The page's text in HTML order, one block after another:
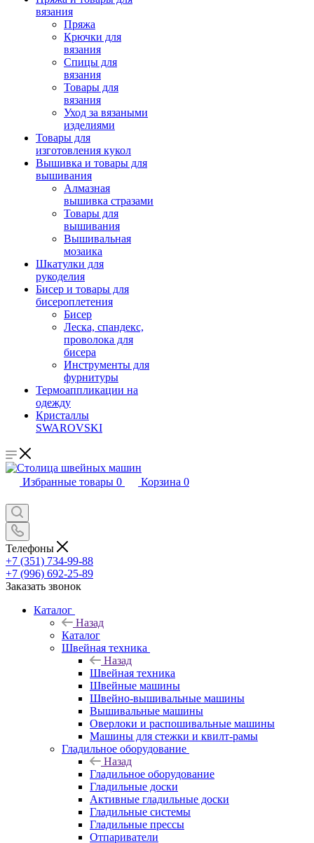
вязания
Пряжа
Крючки для
вязания
Спицы для
вязания
Товары для
вязания
Уход за вязаными
изделиями
Товары для
изготовления кукол
Вышивка и товары для
вышивания
Алмазная
вышивка стразами
Товары для
вышивания
Вышивальная
мозаика
Шкатулки для
рукоделия
Бисер и товары для
бисероплетения
Бисер
Леска, спандекс,
проволока для
бисера
Инструменты для
фурнитуры
Термоаппликации на
одежду
Кристаллы
SWAROVSKI
Избранные товары 0 Корзина 0
Телефоны
+7 (351) 734-99-88
+7 (996) 692-25-89
Заказать звонок
Каталог
Назад
Каталог
Швейная техника
Назад
Швейная техника
Швейные машины
Швейно-вышивальные машины
Вышивальные машины
Оверлоки и распошивальные машины
Машины для стежки и квилт-рамы
Гладильное оборудование
Назад
Гладильное оборудование
Гладильные доски
Активные гладильные доски
Гладильные системы
Гладильные прессы
Отпариватели